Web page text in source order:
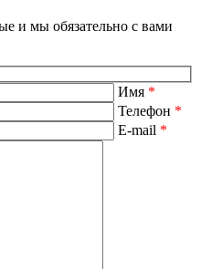
и мы обязательно с вами
Имя *
Телефон *
E-mail *